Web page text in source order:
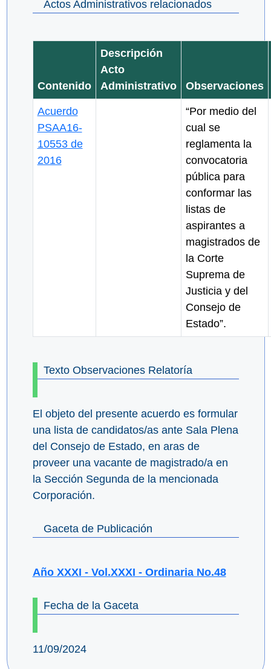
Actos Administrativos relacionados
Contenido
Descripción
Acto
Administrativo
Observaciones
Acuerdo
PSAA16-
10553 de
2016
“Por medio del
cual se
reglamenta la
convocatoria
pública para
conformar las
listas de
aspirantes a
magistrados de
la Corte
Suprema de
Justicia y del
Consejo de
Estado”.
Texto Observaciones Relatoría
El objeto del presente acuerdo es formular
una lista de candidatos/as ante Sala Plena
del Consejo de Estado, en aras de
proveer una vacante de magistrado/a en
la Sección Segunda de la mencionada
Corporación.
Gaceta de Publicación
Año XXXI - Vol.XXXI - Ordinaria No.48
Fecha de la Gaceta
11/09/2024